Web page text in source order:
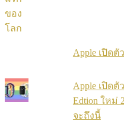
Apple เปิดตั
Apple เปิดตั
Edtion ใหม่
จะถึงนี้